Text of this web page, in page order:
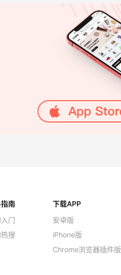
南
门
搜
下载APP
安卓版
iPhone版
Chrome浏览器插件版